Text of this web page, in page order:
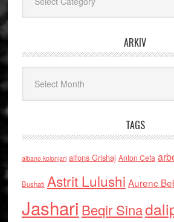
ARKIV
TAGS
albano kolonjari alfons Grishaj Anton Cefa
Bushati Astrit Lulushi Aurenc
Jashari Beqir Sina